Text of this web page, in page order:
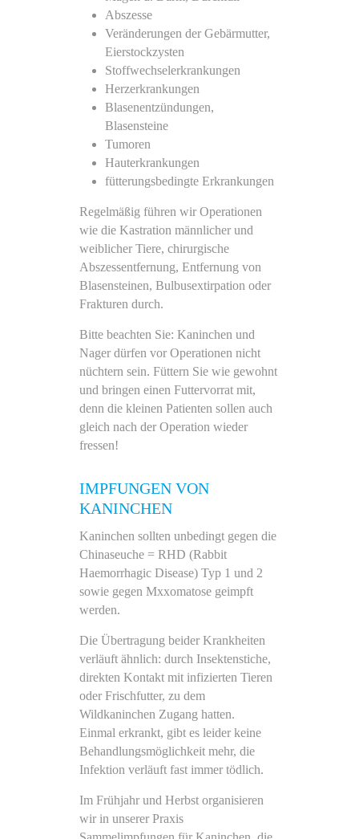
Abszesse
Veränderungen der Gebärmutter,
Eierstockzysten
Stoffwechselerkrankungen
Herzerkrankungen
Blasenentzündungen,
Blasensteine
Tumoren
Hauterkrankungen
fütterungsbedingte Erkrankungen
Regelmäßig führen wir Operationen
wie die Kastration männlicher und
weiblicher Tiere, chirurgische
Abszessentfernung, Entfernung von
Blasensteinen, Bulbusextirpation oder
Frakturen durch.
Bitte beachten Sie: Kaninchen und
Nager dürfen vor Operationen nicht
nüchtern sein. Füttern Sie wie gewohnt
und bringen einen Futtervorrat mit,
denn die kleinen Patienten sollen auch
gleich nach der Operation wieder
fressen!
IMPFUNGEN VON
KANINCHEN
Kaninchen sollten unbedingt gegen die
Chinaseuche = RHD (Rabbit
Haemorrhagic Disease) Typ 1 und 2
sowie gegen Mxxomatose geimpft
werden.
Die Übertragung beider Krankheiten
verläuft ähnlich: durch Insektenstiche,
direkten Kontakt mit infizierten Tieren
oder Frischfutter, zu dem
Wildkaninchen Zugang hatten.
Einmal erkrankt, gibt es leider keine
Behandlungsmöglichkeit mehr, die
Infektion verläuft fast immer tödlich.
Im Frühjahr und Herbst organisieren
wir in unserer Praxis